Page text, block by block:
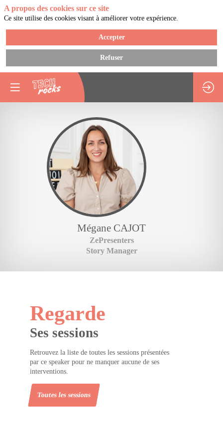
MC
Mégane CAJOT
ZePresenters
Story Manager
Regarde
Ses sessions
Retrouvez la liste de toutes les sessions présentées
par ce speaker pour ne manquer aucune de ses
interventions.
Toutes les sessions
A propos des cookies sur ce site
Ce site utilise des cookies visant à améliorer votre expérience.
Accepter
Refuser